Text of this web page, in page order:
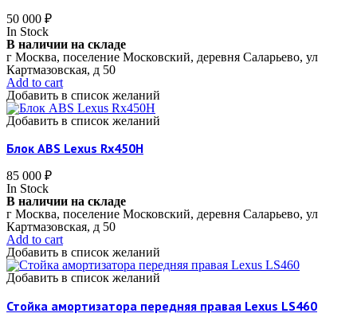
50 000 ₽
In Stock
В наличии на складе
г Москва, поселение Московский, деревня Саларьево, ул
Картмазовская, д 50
Add to cart
Добавить в список желаний
Добавить в список желаний
Блок ABS Lexus Rx450H
85 000 ₽
In Stock
В наличии на складе
г Москва, поселение Московский, деревня Саларьево, ул
Картмазовская, д 50
Add to cart
Добавить в список желаний
Добавить в список желаний
Стойка амортизатора передняя правая Lexus LS460